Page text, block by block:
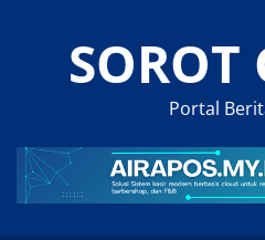
SOROT
Portal